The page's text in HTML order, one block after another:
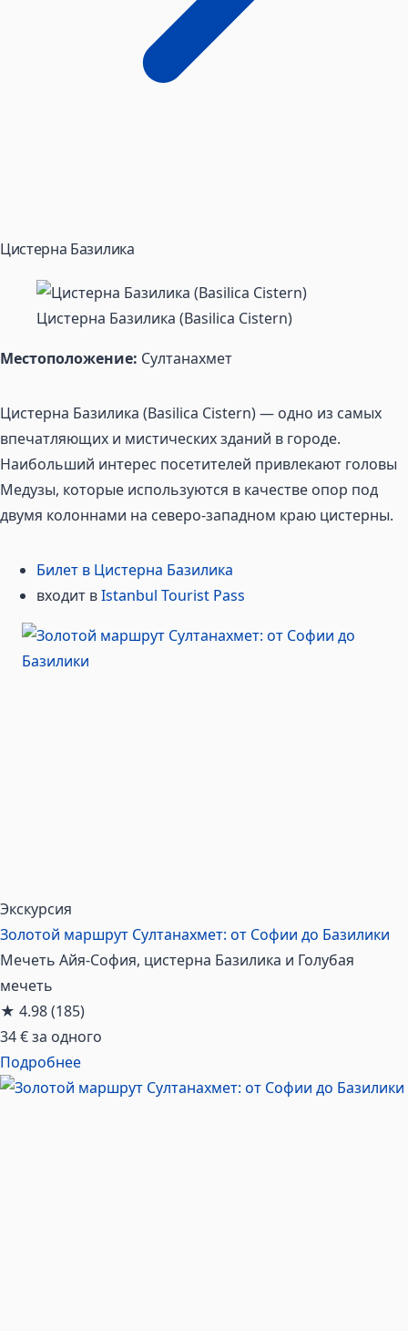
Цистерна Базилика
Цистерна Базилика (Basilica Cistern)
Местоположение: Султанахмет
Цистерна Базилика (Basilica Cistern) — одно из самых
впечатляющих и мистических зданий в городе.
Наибольший интерес посетителей привлекают головы
Медузы, которые используются в качестве опор под
двумя колоннами на северо-западном краю цистерны.
Билет в Цистерна Базилика
входит вIstanbul Tourist Pass
Экскурсия
Золотой маршрут Султанахмет: от Софии до Базилики
Мечеть Айя-София, цистерна Базилика и Голубая
мечеть
★ 4.98(185)
34 €за одного
Подробнее